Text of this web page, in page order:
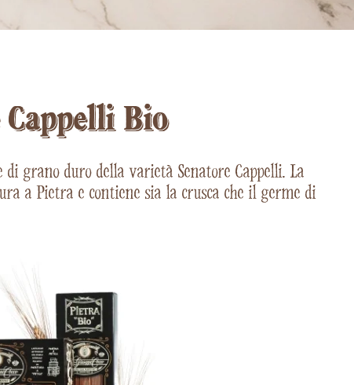
Cappelli Bio
grano duro della varietà Senatore Cappelli. La
a Pietra e contiene sia la crusca che il germe di